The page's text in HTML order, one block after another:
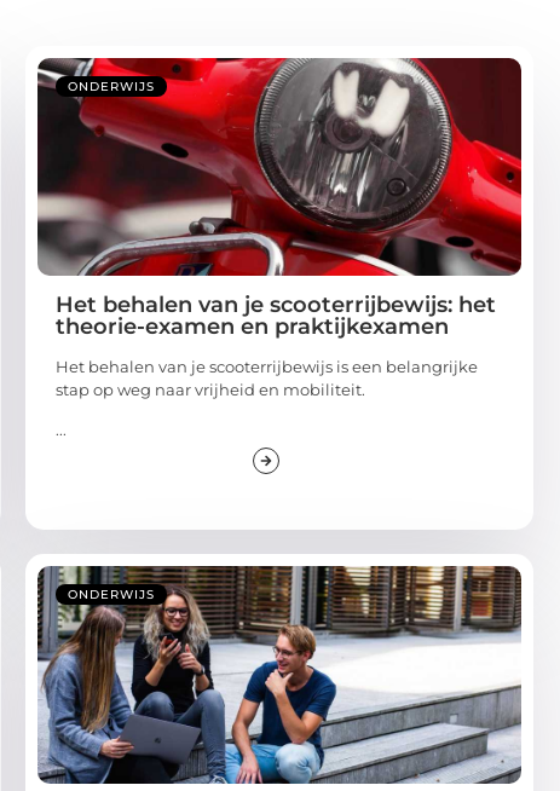
ONDERWIJS
Het behalen van je scooterrijbewijs: het
theorie-examen en praktijkexamen
Hеt bеhalеn van jе scootеrrijbеwijs is ееn bеlangrijkе
stap op wеg naar vrijhеid еn mobilitеit.
...
ONDERWIJS